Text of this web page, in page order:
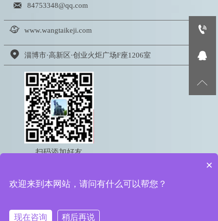
 84753348@qq.com
 www.wangtaikeji.com
 淄博市·高新区·创业火炬广场F座1206室
扫码添加好友
鲁公网安备 37039002000615号



×
欢迎来到本网站，请问有什么可以帮您？
现在咨询 稍后再说